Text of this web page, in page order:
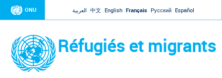
Jump to navigation
ONU العربية 中文 English Français Русский Español
Réfugiés et migrants